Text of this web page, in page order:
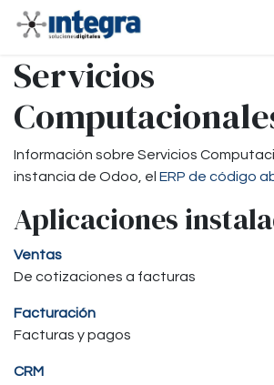
Ir al contenido
Servicios
Información sobre Servicios
instancia de Odoo, el ERP de código
Aplicaciones
Ventas
De cotizaciones a facturas
Facturación
Facturas y pagos
CRM